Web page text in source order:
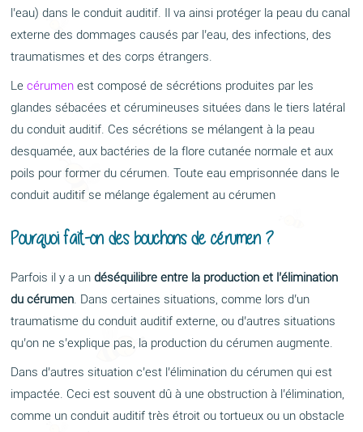
l’eau) dans le conduit auditif. Il va ainsi protéger la peau du canal
externe des dommages causés par l’eau, des infections, des
traumatismes et des corps étrangers.
Lecérumen est composé de sécrétions produites par les
glandes sébacées et cérumineuses situées dans le tiers latéral
du conduit auditif. Ces sécrétions se mélangent à la peau
desquamée, aux bactéries de la flore cutanée normale et aux
poils pour former du cérumen. Toute eau emprisonnée dans le
conduit auditif se mélange également au cérumen
Pourquoi fait-on des bouchons de cérumen ?
Parfois il y a undéséquilibre entre la production et l’élimination
du cérumen. Dans certaines situations, comme lors d’un
traumatisme du conduit auditif externe, ou d’autres situations
qu’on ne s’explique pas, la production du cérumen augmente.
Dans d’autres situation c’est l’élimination du cérumen qui est
impactée. Ceci est souvent dû à une obstruction à l’élimination,
comme un conduit auditif très étroit ou tortueux ou un obstacle